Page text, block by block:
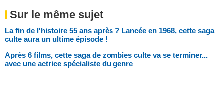
Sur le même sujet
La fin de l'histoire 55 ans après ? Lancée en 1968, cette saga
culte aura un ultime épisode !
Après 6 films, cette saga de zombies culte va se terminer...
avec une actrice spécialiste du genre